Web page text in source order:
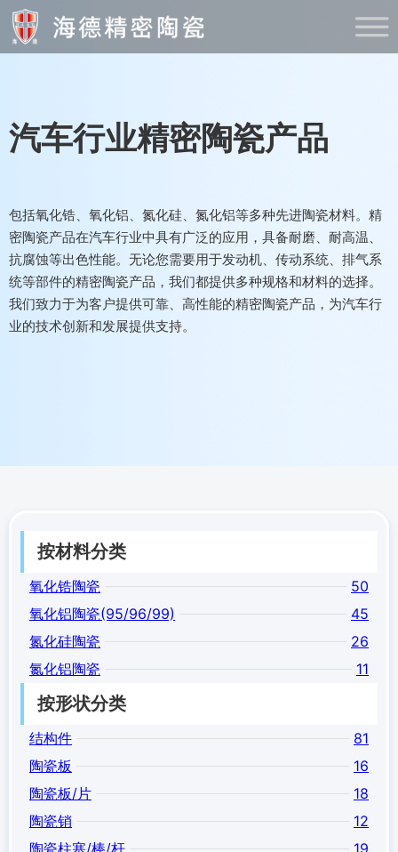
汽车行业精密陶瓷产品
包括氧化锆、氧化铝、氮化硅、氮化铝等多种先进陶瓷材料。精
密陶瓷产品在汽车行业中具有广泛的应用，具备耐磨、耐高温、
抗腐蚀等出色性能。无论您需要用于发动机、传动系统、排气系
统等部件的精密陶瓷产品，我们都提供多种规格和材料的选择。
我们致力于为客户提供可靠、高性能的精密陶瓷产品，为汽车行
业的技术创新和发展提供支持。
按材料分类
氧化锆陶瓷
50
氧化铝陶瓷(95/96/99)
45
氮化硅陶瓷
26
氮化铝陶瓷
11
按形状分类
结构件
81
陶瓷板
16
陶瓷板/片
18
陶瓷销
12
陶瓷柱塞/棒/杆
19